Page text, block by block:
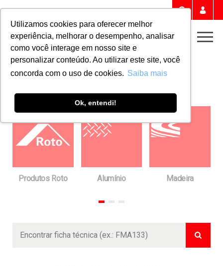
Utilizamos cookies para oferecer melhor
experiência, melhorar o desempenho, analisar
como você interage em nosso site e
personalizar conteúdo. Ao utilizar este site, você
concorda com o uso de cookies. Saiba mais
Ok, entendi!
BuscarPortal
FICHAS TÉCNICAS
Produtos Roto Alumínio Madeira
Buscar